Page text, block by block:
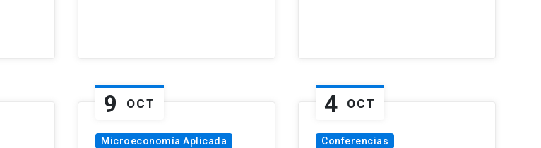
9 OCT
Microeconomía Aplicada
4 OCT
Conferencias